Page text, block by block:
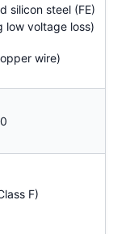
silicon steel (FE)
low voltage loss)
wire)
F)